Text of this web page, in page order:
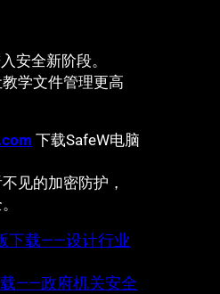
安全新阶段。
学文件管理更高
下载SafeW电脑
见的加密防护，
下载——设计行业
——政府机关安全